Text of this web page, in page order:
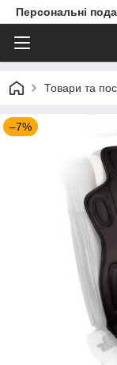
Персональні
Товари та
–7%